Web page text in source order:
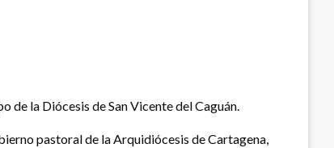
de la Diócesis de San Vicente del Caguán.
pastoral de la Arquidiócesis de Cartagena,